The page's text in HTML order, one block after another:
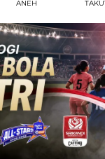
ANEH